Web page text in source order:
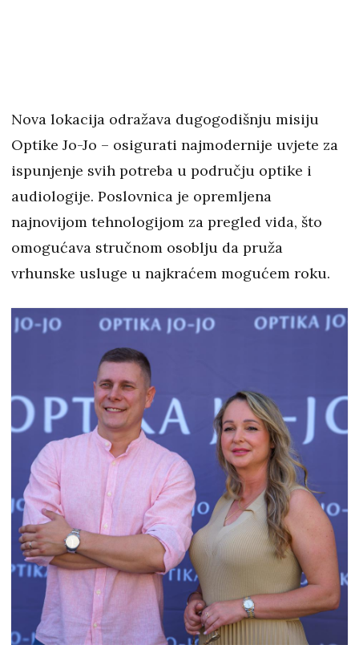
Nova lokacija odražava dugogodišnju misiju
Optike Jo-Jo – osigurati najmodernije uvjete za
ispunjenje svih potreba u području optike i
audiologije. Poslovnica je opremljena
najnovijom tehnologijom za pregled vida, što
omogućava stručnom osoblju da pruža
vrhunske usluge u najkraćem mogućem roku.